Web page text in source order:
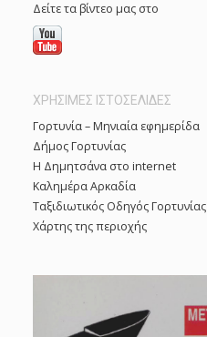
Δείτε τα βίντεο μας στο
ΧΡΗΣΙΜΕΣ ΙΣΤΟΣΕΛΙΔΕΣ
Γορτυνία – Μηνιαία εφημερίδα
Δήμος Γορτυνίας
Η Δημητσάνα στο internet
Καλημέρα Αρκαδία
Ταξιδιωτικός Οδηγός Γορτυνίας
Χάρτης της περιοχής